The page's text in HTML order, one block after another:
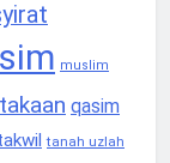
muslim
qasim
tanah uzlah